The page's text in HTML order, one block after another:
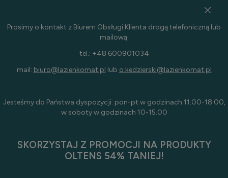
Prosimy o kontakt z Biurem Obsługi Klienta drogą telefoniczną lub
mailową:
tel.: +48 600901034
mail: biuro@lazienkomat.pl lub o.kedzierski@lazienkomat.pl
Jesteśmy do Państwa dyspozycji: pon-pt w godzinach 11.00-18.00,
w soboty w godzinach 10-15.00
SKORZYSTAJ Z PROMOCJI NA PRODUKTY
OLTENS 54% TANIEJ!